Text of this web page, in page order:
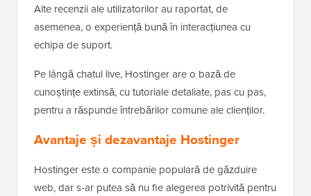
Alte recenzii ale utilizatorilor au raportat, de
asemenea, o experiență bună în interacțiunea cu
echipa de suport.
Pe lângă chatul live, Hostinger are o bază de
cunoștințe extinsă, cu tutoriale detaliate, pas cu pas,
pentru a răspunde întrebărilor comune ale clienților.
Avantaje și dezavantaje Hostinger
Hostinger este o companie populară de găzduire
web, dar s-ar putea să nu fie alegerea potrivită pentru